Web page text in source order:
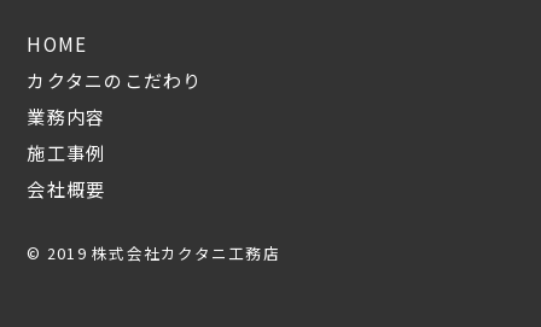
HOME
カクタニのこだわり
業務内容
施工事例
会社概要
© 2019 株式会社カクタニ工務店